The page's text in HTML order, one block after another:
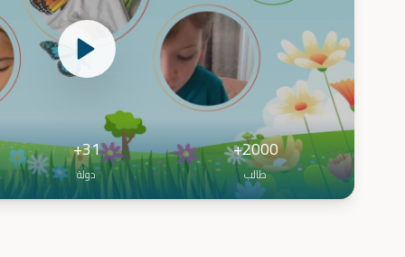
2000+
طالب
31+
دولة